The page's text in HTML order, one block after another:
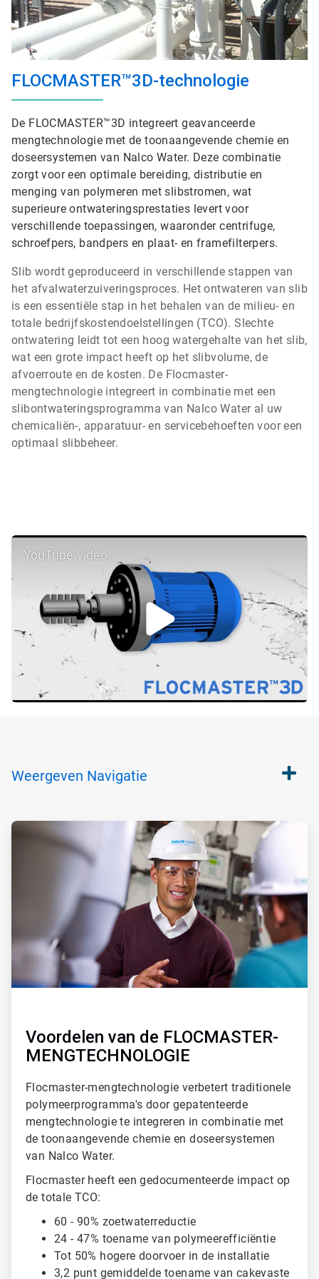
FLOCMASTER™3D-technologie
De FLOCMASTER™3D integreert geavanceerde
mengtechnologie met de toonaangevende chemie en
doseersystemen van Nalco Water. Deze combinatie
zorgt voor een optimale bereiding, distributie en
menging van polymeren met slibstromen, wat
superieure ontwateringsprestaties levert voor
verschillende toepassingen, waaronder centrifuge,
schroefpers, bandpers en plaat- en framefilterpers.
Slib wordt geproduceerd in verschillende stappen van
het afvalwaterzuiveringsproces. Het ontwateren van slib
is een essentiële stap in het behalen van de milieu- en
totale bedrijfskostendoelstellingen (TCO). Slechte
ontwatering leidt tot een hoog watergehalte van het slib,
wat een grote impact heeft op het slibvolume, de
afvoerroute en de kosten. De Flocmaster-
mengtechnologie integreert in combinatie met een
slibontwateringsprogramma van Nalco Water al uw
chemicaliën-, apparatuur- en servicebehoeften voor een
optimaal slibbeheer.
YouTube-video
Weergeven Navigatie
ArticleTile
Voordelen van de FLOCMASTER-
MENGTECHNOLOGIE
Flocmaster-mengtechnologie verbetert traditionele
polymeerprogramma's door gepatenteerde
mengtechnologie te integreren in combinatie met
de toonaangevende chemie en doseersystemen
van Nalco Water.
Flocmaster heeft een gedocumenteerde impact op
de totale TCO:
60 - 90% zoetwaterreductie
24 - 47% toename van polymeerefficiëntie
Tot 50% hogere doorvoer in de installatie
3,2 punt gemiddelde toename van cakevaste